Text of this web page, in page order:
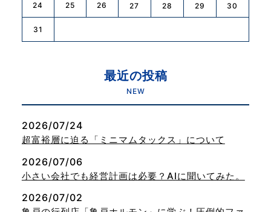
24 25 26 27 28 29 30
31
最近の投稿
NEW
2026/07/24
超富裕層に迫る「ミニマムタックス」について
2026/07/06
小さい会社でも経営計画は必要？AIに聞いてみた。
2026/07/02